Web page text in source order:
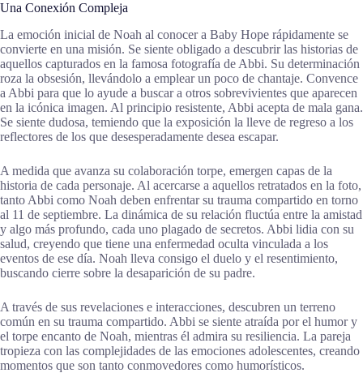
Una Conexión Compleja
La emoción inicial de Noah al conocer a Baby Hope rápidamente se
convierte en una misión. Se siente obligado a descubrir las historias de
aquellos capturados en la famosa fotografía de Abbi. Su determinación
roza la obsesión, llevándolo a emplear un poco de chantaje. Convence
a Abbi para que lo ayude a buscar a otros sobrevivientes que aparecen
en la icónica imagen. Al principio resistente, Abbi acepta de mala gana.
Se siente dudosa, temiendo que la exposición la lleve de regreso a los
reflectores de los que desesperadamente desea escapar.
A medida que avanza su colaboración torpe, emergen capas de la
historia de cada personaje. Al acercarse a aquellos retratados en la foto,
tanto Abbi como Noah deben enfrentar su trauma compartido en torno
al 11 de septiembre. La dinámica de su relación fluctúa entre la amistad
y algo más profundo, cada uno plagado de secretos. Abbi lidia con su
salud, creyendo que tiene una enfermedad oculta vinculada a los
eventos de ese día. Noah lleva consigo el duelo y el resentimiento,
buscando cierre sobre la desaparición de su padre.
A través de sus revelaciones e interacciones, descubren un terreno
común en su trauma compartido. Abbi se siente atraída por el humor y
el torpe encanto de Noah, mientras él admira su resiliencia. La pareja
tropieza con las complejidades de las emociones adolescentes, creando
momentos que son tanto conmovedores como humorísticos.